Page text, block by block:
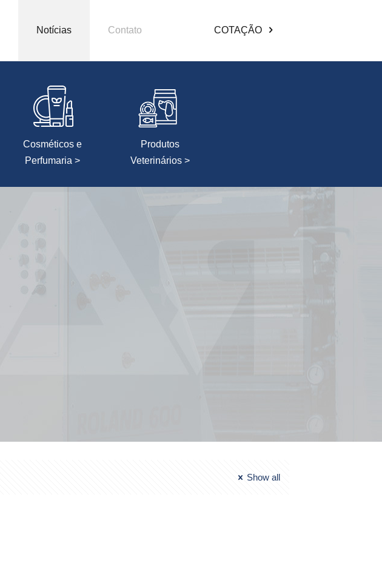
Notícias Contato COTAÇÃO
Cosméticos e
Perfumaria >
Produtos
Veterinários >
Show all